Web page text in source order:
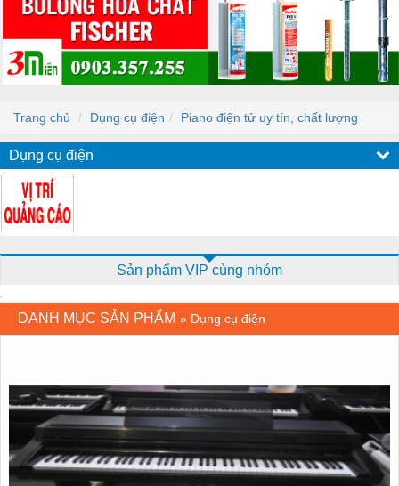
Trang chủ Dụng cụ điện Piano điện tử uy tín, chất lượng
Dụng cụ điện
Sản phẩm VIP cùng nhóm
DANH MỤC SẢN PHẨM » Dụng cụ điện